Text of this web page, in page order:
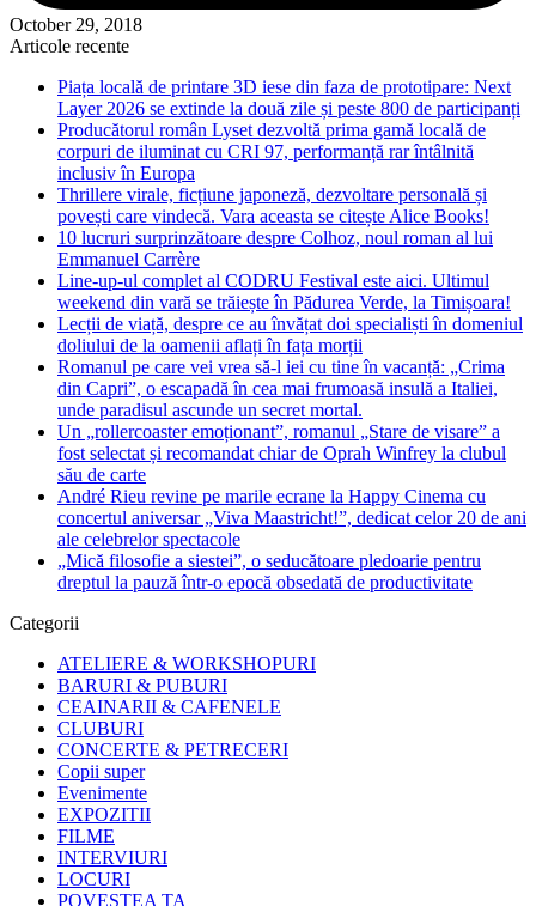
October 29, 2018
Articole recente
Piața locală de printare 3D iese din faza de prototipare: Next
Layer 2026 se extinde la două zile și peste 800 de participanți
Producătorul român Lyset dezvoltă prima gamă locală de
corpuri de iluminat cu CRI 97, performanță rar întâlnită
inclusiv în Europa
Thrillere virale, ficțiune japoneză, dezvoltare personală și
povești care vindecă. Vara aceasta se citește Alice Books!
10 lucruri surprinzătoare despre Colhoz, noul roman al lui
Emmanuel Carrère
Line-up-ul complet al CODRU Festival este aici. Ultimul
weekend din vară se trăiește în Pădurea Verde, la Timișoara!
Lecții de viață, despre ce au învățat doi specialiști în domeniul
doliului de la oamenii aflați în fața morții
Romanul pe care vei vrea să-l iei cu tine în vacanță: „Crima
din Capri”, o escapadă în cea mai frumoasă insulă a Italiei,
unde paradisul ascunde un secret mortal.
Un „rollercoaster emoționant”, romanul „Stare de visare” a
fost selectat și recomandat chiar de Oprah Winfrey la clubul
său de carte
André Rieu revine pe marile ecrane la Happy Cinema cu
concertul aniversar „Viva Maastricht!”, dedicat celor 20 de ani
ale celebrelor spectacole
„Mică filosofie a siestei”, o seducătoare pledoarie pentru
dreptul la pauză într-o epocă obsedată de productivitate
Categorii
ATELIERE & WORKSHOPURI
BARURI & PUBURI
CEAINARII & CAFENELE
CLUBURI
CONCERTE & PETRECERI
Copii super
Evenimente
EXPOZITII
FILME
INTERVIURI
LOCURI
POVESTEA TA